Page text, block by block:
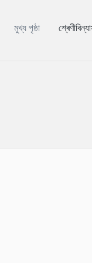
মুখ্য পৃষ্ঠা